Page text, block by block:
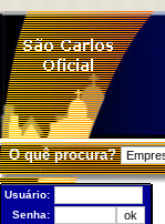
O quê procura?
Usuário:
Senha: